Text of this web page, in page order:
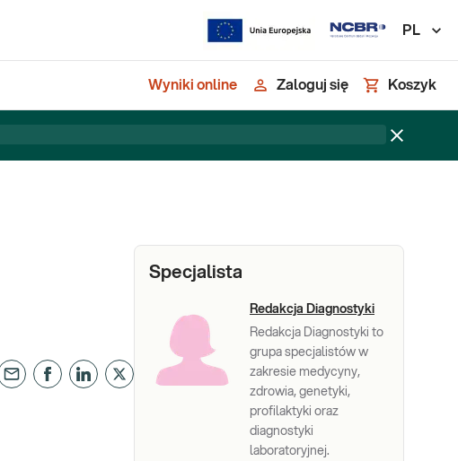
PL
Wyniki online Zaloguj się Koszyk
Specjalista
Redakcja Diagnostyki
Redakcja Diagnostyki to
grupa specjalistów w
zakresie medycyny,
zdrowia, genetyki,
profilaktyki oraz
diagnostyki
laboratoryjnej.